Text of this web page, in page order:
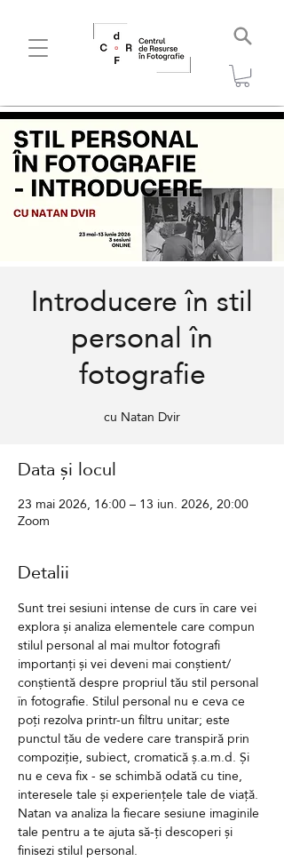
Introducere în stil
personal în
fotografie
cu Natan Dvir
Data și locul
23 mai 2026, 16:00 – 13 iun. 2026, 20:00
Zoom
Detalii
Sunt trei sesiuni intense de curs în care vei
explora și analiza elementele care compun
stilul personal al mai multor fotografi
importanți și vei deveni mai conștient/
conștientă despre propriul tău stil personal
în fotografie. Stilul personal nu e ceva ce
poți rezolva printr-un filtru unitar; este
punctul tău de vedere care transpiră prin
compoziție, subiect, cromatică ș.a.m.d. Și
nu e ceva fix - se schimbă odată cu tine,
interesele tale și experiențele tale de viață.
Natan va analiza la fiecare sesiune imaginile
tale pentru a te ajuta să-ți descoperi și
finisezi stilul personal.